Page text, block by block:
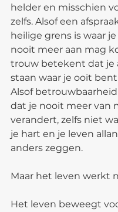
helder en misschien
zelfs. Alsof een
heilige grens is waar
nooit meer aan mag
trouw betekent dat je
staan waar je ooit
Alsof
dat je nooit meer van
verandert, zelfs niet
je hart en je leven
anders zeggen.
Maar het leven werkt
Het leven beweegt